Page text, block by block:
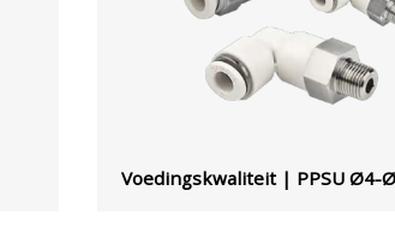
Voedingskwaliteit | PPSU Ø4-